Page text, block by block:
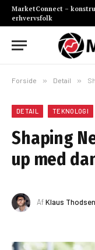
MarketConnect –
erhvervsfolk
Forside » Detail »
DETAIL TEKNOLOGI
Shaping
up med
AfKlaus Thodsen